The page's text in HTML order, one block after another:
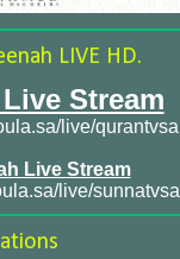
LIVE HD.
Stream
live/qurantvsa
Live Stream
live/sunnatvsa